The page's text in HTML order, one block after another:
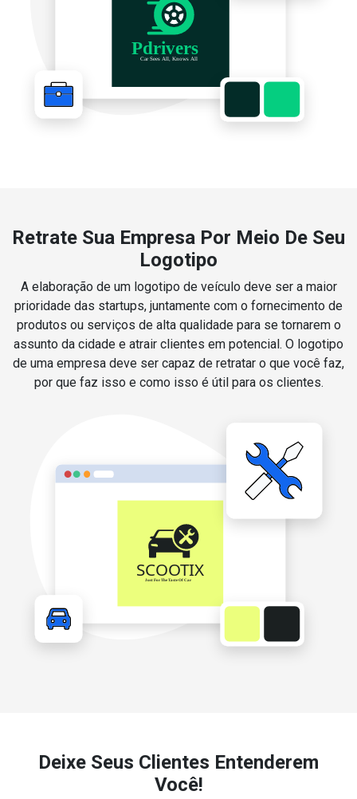
Retrate Sua Empresa Por Meio De Seu
Logotipo
A elaboração de um logotipo de veículo deve ser a maior
prioridade das startups, juntamente com o fornecimento de
produtos ou serviços de alta qualidade para se tornarem o
assunto da cidade e atrair clientes em potencial. O logotipo
de uma empresa deve ser capaz de retratar o que você faz,
por que faz isso e como isso é útil para os clientes.
Deixe Seus Clientes Entenderem
Você!